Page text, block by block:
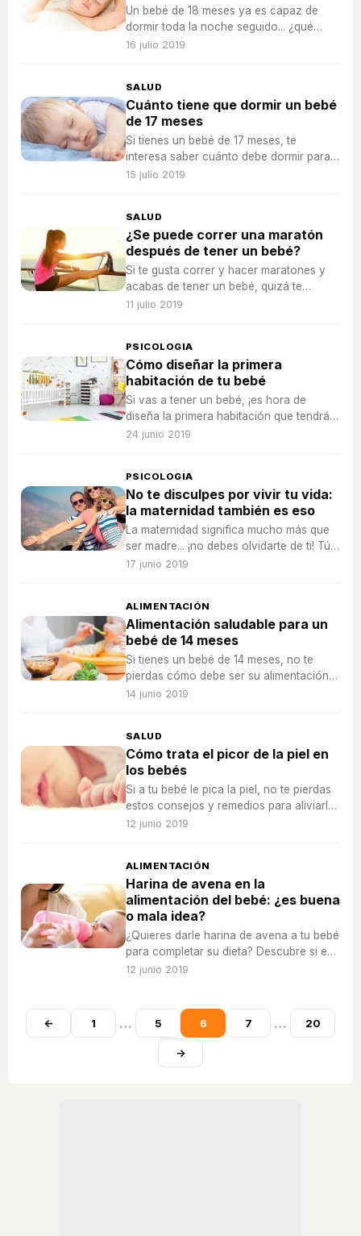
Un bebé de 18 meses ya es capaz de
dormir toda la noche seguido... ¿qué
tienes que saber para conseguirlo? ¡Es
16 julio 2019
SALUD
Cuánto tiene que dormir un bebé
de 17 meses
Si tienes un bebé de 17 meses, te
interesa saber cuánto debe dormir para
tener buena salud.
15 julio 2019
SALUD
¿Se puede correr una maratón
después de tener un bebé?
Si te gusta correr y hacer maratones y
acabas de tener un bebé, quizá te
preguntes cuándo puedes estar lista para
11 julio 2019
PSICOLOGIA
Cómo diseñar la primera
habitación de tu bebé
Si vas a tener un bebé, ¡es hora de
diseña la primera habitación que tendrá
tu pequeño paquete de alegría!
24 junio 2019
PSICOLOGIA
No te disculpes por vivir tu vida:
la maternidad también es eso
La maternidad significa mucho más que
ser madre... ¡no debes olvidarte de ti! Tú
también debes estar bien por ti y por tu
17 junio 2019
ALIMENTACIÓN
Alimentación saludable para un
bebé de 14 meses
Si tienes un bebé de 14 meses, no te
pierdas cómo debe ser su alimentación
para que sea saludable
14 junio 2019
SALUD
Cómo trata el picor de la piel en
los bebés
Si a tu bebé le pica la piel, no te pierdas
estos consejos y remedios para aliviarle
el malestar.
12 junio 2019
ALIMENTACIÓN
Harina de avena en la
alimentación del bebé: ¿es buena
o mala idea?
¿Quieres darle harina de avena a tu bebé
para completar su dieta? Descubre si es
buena idea o si es mejor probar otras
12 junio 2019
← 1 … 5 6 7 … 20
→